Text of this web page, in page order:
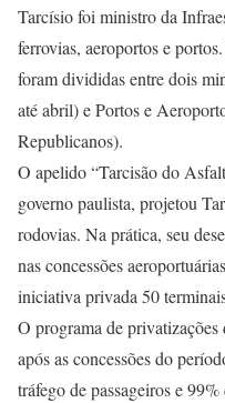
Tarcísio foi ministro da
ferrovias, aeroportos e
foram divididas entre dois
até abril) e Portos e
Republicanos).
O apelido “Tarcisão do
governo paulista, projetou
rodovias. Na prática, seu
nas concessões
iniciativa privada 50
O programa de
após as concessões do
tráfego de passageiros e